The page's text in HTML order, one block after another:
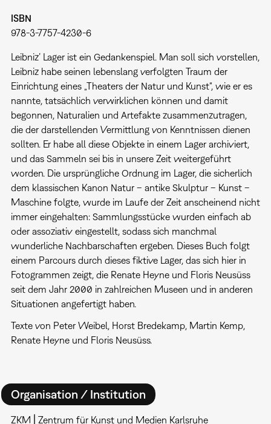
ISBN
978-3-7757-4230-6
Leibniz’ Lager ist ein Gedankenspiel. Man soll sich vorstellen,
Leibniz habe seinen lebenslang verfolgten Traum der
Einrichtung eines „Theaters der Natur und Kunst“, wie er es
nannte, tatsächlich verwirklichen können und damit
begonnen, Naturalien und Artefakte zusammenzutragen,
die der darstellenden Vermittlung von Kenntnissen dienen
sollten. Er habe all diese Objekte in einem Lager archiviert,
und das Sammeln sei bis in unsere Zeit weitergeführt
worden. Die ursprüngliche Ordnung im Lager, die sicherlich
dem klassischen Kanon Natur – antike Skulptur – Kunst –
Maschine folgte, wurde im Laufe der Zeit anscheinend nicht
immer eingehalten: Sammlungsstücke wurden einfach ab
oder assoziativ eingestellt, sodass sich manchmal
wunderliche Nachbarschaften ergeben. Dieses Buch folgt
einem Parcours durch dieses fiktive Lager, das sich hier in
Fotogrammen zeigt, die Renate Heyne und Floris Neusüss
seit dem Jahr 2000 in zahlreichen Museen und in anderen
Situationen angefertigt haben.
Texte von Peter Weibel, Horst Bredekamp, Martin Kemp,
Renate Heyne und Floris Neusüss.
Organisation / Institution
ZKM⎪Zentrum für Kunst und Medien Karlsruhe